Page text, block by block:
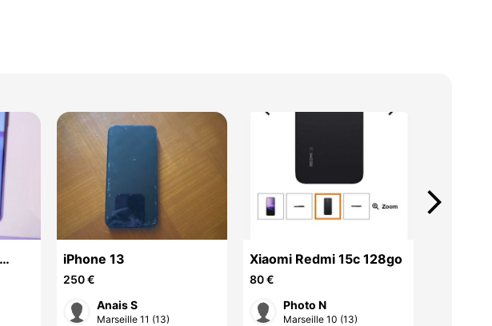
iPhone 13
250 €
Anais S
Marseille 11 (13)
Xiaomi Redmi 15c 128go
80 €
Photo N
Marseille 10 (13)
arrow_forward_ios